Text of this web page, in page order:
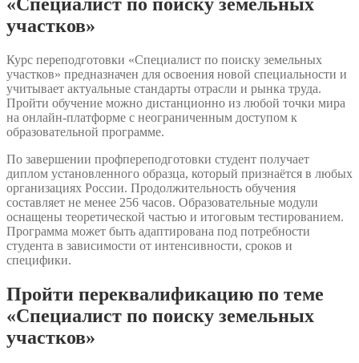
участков»
Курс переподготовки «Специалист по поиску земельных
участков» предназначен для освоения новой специальности и
учитывает актуальные стандарты отрасли и рынка труда.
Пройти обучение можно дистанционно из любой точки мира
на онлайн-платформе с неограниченным доступом к
образовательной программе.
По завершении профпереподготовки студент получает
диплом установленного образца, который признаётся в любых
организациях России. Продолжительность обучения
составляет не менее 256 часов. Образовательные модули
оснащены теоретической частью и итоговым тестированием.
Программа может быть адаптирована под потребности
студента в зависимости от интенсивности, сроков и
специфики.
Пройти переквалификацию по теме
«Специалист по поиску земельных
участков»